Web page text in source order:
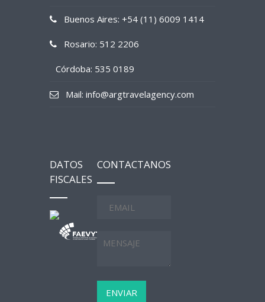
Buenos Aires: +54 (11) 6009 1414
Rosario: 512 2206
Córdoba: 535 0189
Mail: info@argtravelagency.com
DATOS
FISCALES
CONTACTANOS